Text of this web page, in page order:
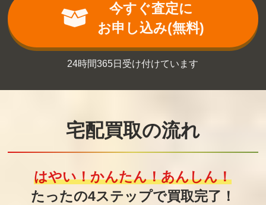
バナナン王子の
買取価格
魔法のプリンセ
ス ミンキーモモ
買取価格
10,000
買取価格
10,000
買取価格
10,000
買取価格
10,000
豆の木ものがた
り
買取価格
10,000
今すぐ査定に
お申し込み(無料)
24時間365日受け付けています
宅配買取の流れ
はやい！かんたん！あんしん！
たったの4ステップで買取完了！